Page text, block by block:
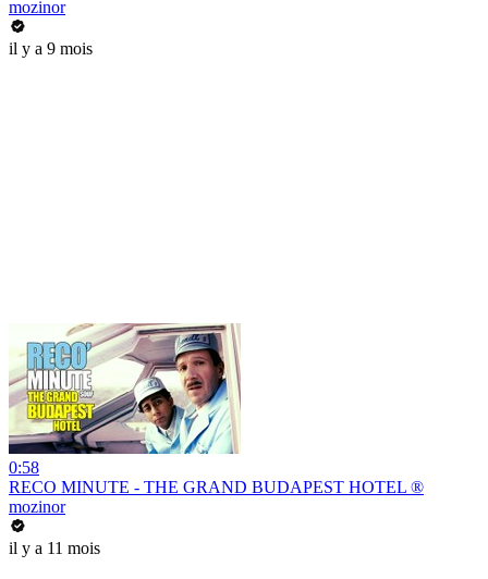
mozinor
il y a 9 mois
0:58
RECO MINUTE - THE GRAND BUDAPEST HOTEL ®
mozinor
il y a 11 mois